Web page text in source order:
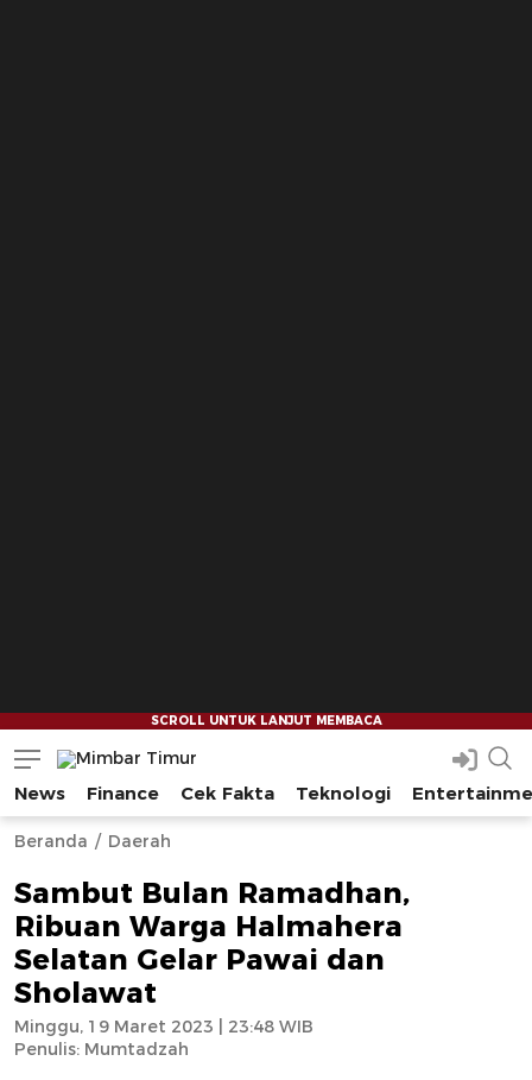
Mimbar Timur
Media Berjaringan Indonesia Timur
News Finance Cek Fakta Teknologi
Beranda Daerah
Sambut Bulan Ramadhan,
Ribuan Warga Halmahera
Selatan Gelar Pawai dan
Sholawat
Penulis: Mumtadzah
Minggu, 19 Maret 2023 | 23:48 WIB
--
--